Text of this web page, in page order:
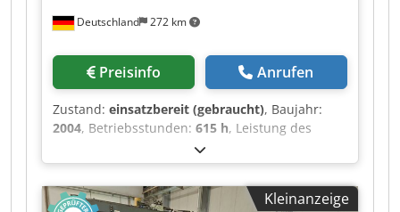
Deutschland 272 km
Preisinfo Anrufen
Zustand: einsatzbereit (gebraucht), Baujahr:
2004, Betriebsstunden: 615 h, Leistung des
22.000 W, Spindeldrehzahl
(max.):5.000 U/min, Verfahrweg X-Achse:580
mm, Verfahrweg Y-Achse:80 mm, Verfahrweg Z-
Achse:1.045 mm, Gesamthöhe: 2.597 mm,
Kleinanzeige